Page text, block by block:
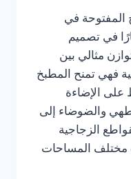
في
في تصميم
مثالي بين
فهي تمنح المطبخ
على الإضاءة
والضوضاء إلى
الزجاجية
مختلف المساحات